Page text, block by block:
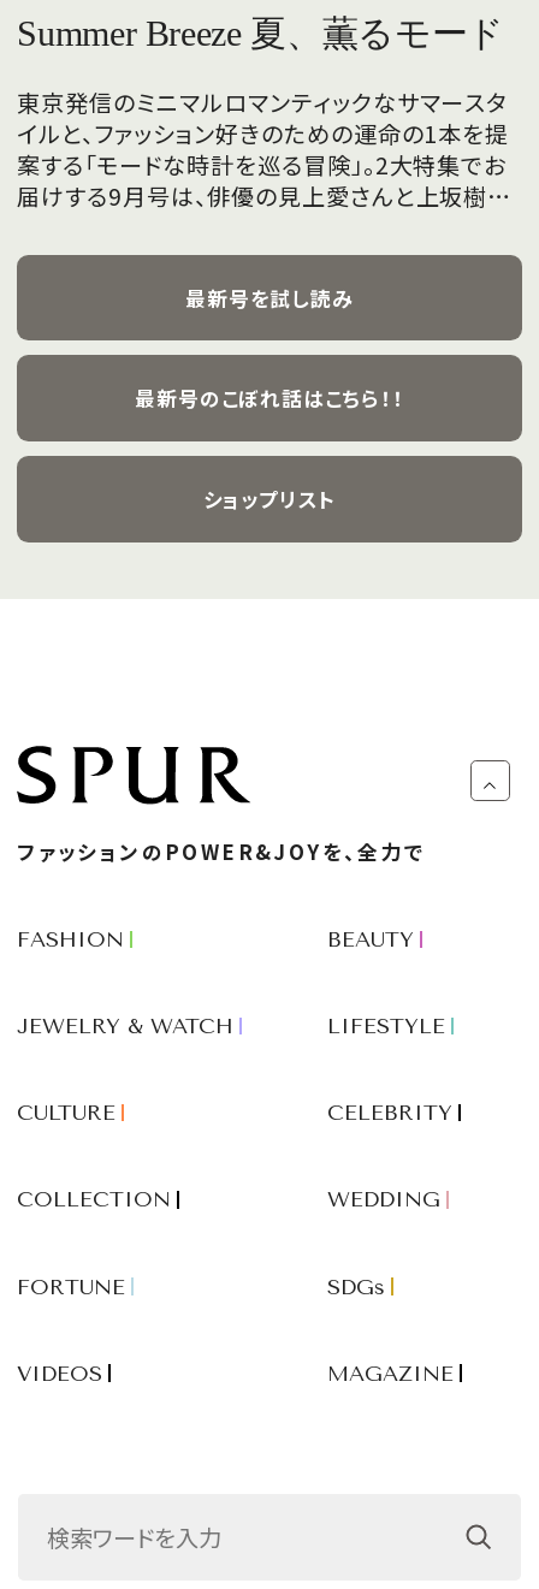
Summer Breeze 夏、薫るモード
東京発信のミニマルロマンティックなサマースタ
イルと、ファッション好きのための運命の1本を提
案する「モードな時計を巡る冒険」。2大特集でお
届けする9月号は、俳優の見上愛さんと上坂樹里
飾ります。
最新号を試し読み
最新号のこぼれ話はこちら！！
ショップリスト
ファッションのPOWER&JOYを、全力で
FASHION BEAUTY
JEWELRY & WATCH LIFESTYLE
CULTURE CELEBRITY
COLLECTION WEDDING
FORTUNE SDGs
VIDEOS MAGAZINE